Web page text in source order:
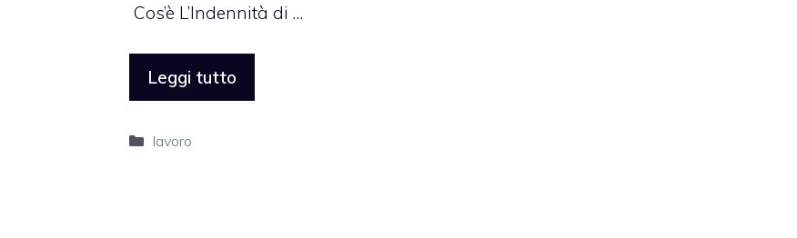
Cos’è L’Indennità di …
Leggi tutto
Categorie
lavoro